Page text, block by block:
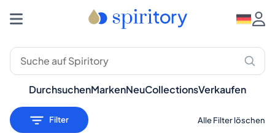
DurchsuchenMarkenNeuCollectionsVerkaufen
Filter Alle Filter löschen
Premium-Spirituosen: Whisky, Rum, Gin – Spiritory